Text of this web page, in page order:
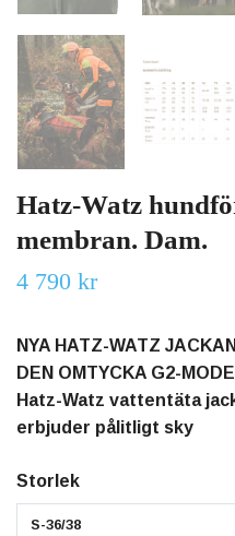
Hatz-Watz
membran. Dam.
4 790 kr
NYA HATZ-WATZ
DEN OMTYCKA G2-
Hatz-Watz vattentäta
erbjuder pålitligt sky
Storlek
S-36/38